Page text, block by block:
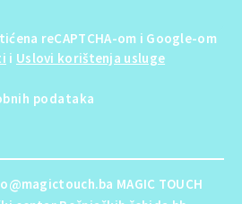
reCAPTCHA-om i Google-om
i Uslovi korištenja usluge
podataka
MAGIC TOUCH